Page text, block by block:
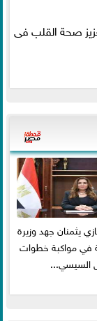
صحة القلب فى
يثمنان جهد وزيرة
في مواكبة خطوات
السيسي...